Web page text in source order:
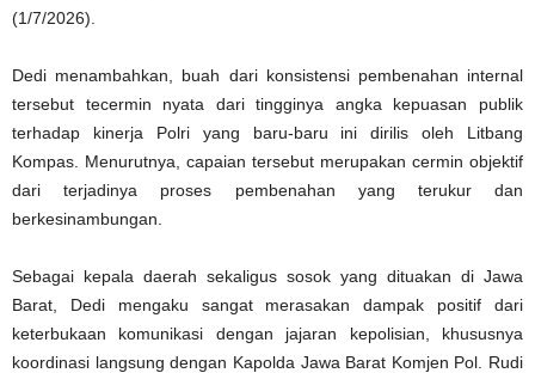
(1/7/2026).
Dedi menambahkan, buah dari konsistensi pembenahan internal
tersebut tecermin nyata dari tingginya angka kepuasan publik
terhadap kinerja Polri yang baru-baru ini dirilis oleh Litbang
Kompas. Menurutnya, capaian tersebut merupakan cermin objektif
dari terjadinya proses pembenahan yang terukur dan
berkesinambungan.
Sebagai kepala daerah sekaligus sosok yang dituakan di Jawa
Barat, Dedi mengaku sangat merasakan dampak positif dari
keterbukaan komunikasi dengan jajaran kepolisian, khususnya
koordinasi langsung dengan Kapolda Jawa Barat Komjen Pol. Rudi